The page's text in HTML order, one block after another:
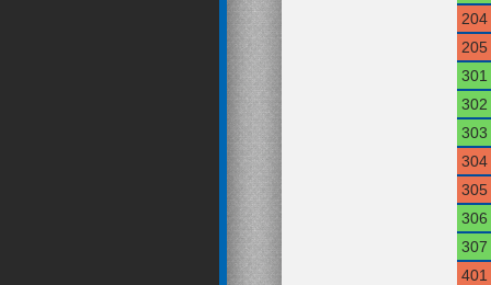
204
205
301
302
303
304
305
306
307
401